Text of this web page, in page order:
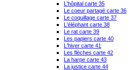
L'hôpital carte 35
Le coeur partagé carte 36
Le coquillage carte 37
L'éléphant carte 38
Le rat carte 39
Les papiers carte 40
L'hiver carte 41
Les flèches carte 42
La harpe carte 43
La justice carte 44